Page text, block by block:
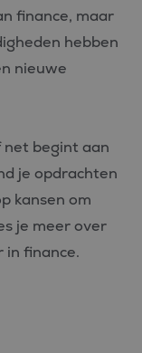
finance, maar
hebben
nieuwe
net begint aan
je opdrachten
kansen om
je meer over
in finance.